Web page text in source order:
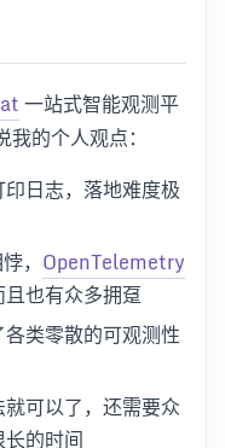
一站式智能观测平
的个人观点：
日志，落地难度极
， OpenTelemetry
也有众多拥趸
类零散的可观测性
可以了，还需要众
的时间